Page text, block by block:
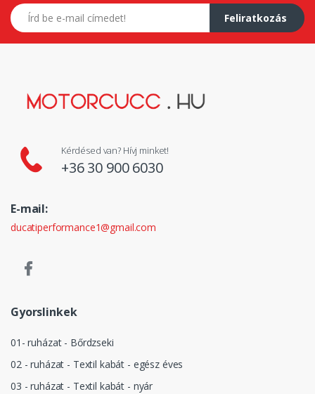
E-mail címed
Feliratkozás
Kérdésed van? Hívj minket!
+36 30 900 6030
E-mail:
ducatiperformance1@gmail.com
Gyorslinkek
01- ruházat - Bőrdzseki
02 - ruházat - Textil kabát - egész éves
03 - ruházat - Textil kabát - nyár